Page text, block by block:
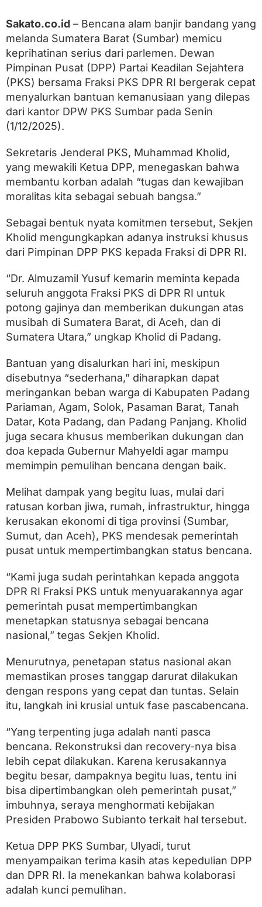
n
K
m
a
n
s
i
u
n
t
u
k
r
g
a
T
d
m
p
k
e
n
c
a
n
a
A
l
a
m
d
S
m
b
a
r
Sakato.co.id – Bencana alam banjir bandang yang
melanda Sumatera Barat (Sumbar) memicu
keprihatinan serius dari parlemen. Dewan
Pimpinan Pusat (DPP) Partai Keadilan Sejahtera
(PKS) bersama Fraksi PKS DPR RI bergerak cepat
menyalurkan bantuan kemanusiaan yang dilepas
dari kantor DPW PKS Sumbar pada Senin
(1/12/2025).
Sekretaris Jenderal PKS, Muhammad Kholid,
yang mewakili Ketua DPP, menegaskan bahwa
membantu korban adalah “tugas dan kewajiban
moralitas kita sebagai sebuah bangsa.”
Sebagai bentuk nyata komitmen tersebut, Sekjen
Kholid mengungkapkan adanya instruksi khusus
dari Pimpinan DPP PKS kepada Fraksi di DPR RI.
“Dr. Almuzamil Yusuf kemarin meminta kepada
seluruh anggota Fraksi PKS di DPR RI untuk
potong gajinya dan memberikan dukungan atas
musibah di Sumatera Barat, di Aceh, dan di
Sumatera Utara,” ungkap Kholid di Padang.
Bantuan yang disalurkan hari ini, meskipun
disebutnya “sederhana,” diharapkan dapat
meringankan beban warga di Kabupaten Padang
Pariaman, Agam, Solok, Pasaman Barat, Tanah
Datar, Kota Padang, dan Padang Panjang. Kholid
juga secara khusus memberikan dukungan dan
doa kepada Gubernur Mahyeldi agar mampu
memimpin pemulihan bencana dengan baik.
Melihat dampak yang begitu luas, mulai dari
ratusan korban jiwa, rumah, infrastruktur, hingga
kerusakan ekonomi di tiga provinsi (Sumbar,
Sumut, dan Aceh), PKS mendesak pemerintah
pusat untuk mempertimbangkan status bencana.
“Kami juga sudah perintahkan kepada anggota
DPR RI Fraksi PKS untuk menyuarakannya agar
pemerintah pusat mempertimbangkan
menetapkan statusnya sebagai bencana
nasional,” tegas Sekjen Kholid.
Menurutnya, penetapan status nasional akan
memastikan proses tanggap darurat dilakukan
dengan respons yang cepat dan tuntas. Selain
itu, langkah ini krusial untuk fase pascabencana.
“Yang terpenting juga adalah nanti pasca
bencana. Rekonstruksi dan recovery-nya bisa
lebih cepat dilakukan. Karena kerusakannya
begitu besar, dampaknya begitu luas, tentu ini
bisa dipertimbangkan oleh pemerintah pusat,”
imbuhnya, seraya menghormati kebijakan
Presiden Prabowo Subianto terkait hal tersebut.
Ketua DPP PKS Sumbar, Ulyadi, turut
menyampaikan terima kasih atas kepedulian DPP
dan DPR RI. Ia menekankan bahwa kolaborasi
adalah kunci pemulihan.